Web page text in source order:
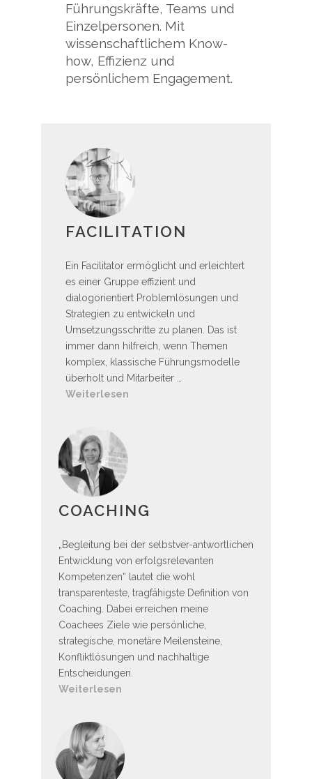
Führungskräfte, Teams und
Einzelpersonen. Mit
wissenschaftlichem Know-
how, Effizienz und
persönlichem Engagement.
FACILITATION
Ein Facilitator ermöglicht und erleichtert
es einer Gruppe effizient und
dialogorientiert Problemlösungen und
Strategien zu entwickeln und
Umsetzungsschritte zu planen. Das ist
immer dann hilfreich, wenn Themen
komplex, klassische Führungsmodelle
überholt und Mitarbeiter …
Weiterlesen
COACHING
„Begleitung bei der selbstver-antwortlichen
Entwicklung von erfolgsrelevanten
Kompetenzen“ lautet die wohl
transparenteste, tragfähigste Definition von
Coaching. Dabei erreichen meine
Coachees Ziele wie persönliche,
strategische, monetäre Meilensteine,
Konfliktlösungen und nachhaltige
Entscheidungen.
Weiterlesen